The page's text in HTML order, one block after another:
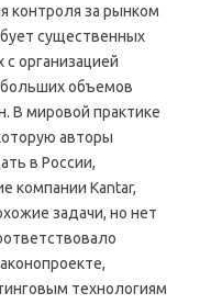
контроля за рынком
существенных
организацией
объемов
В мировой практике
авторы
в России,
компании Kantar,
задачи, но нет
технологиям